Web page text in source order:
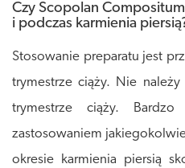
Czy Scopolan
i podczas karmienia
Stosowanie preparatu jest
trymestrze ciąży. Nie
trymestrze ciąży.
zastosowaniem
okresie karmienia piersią